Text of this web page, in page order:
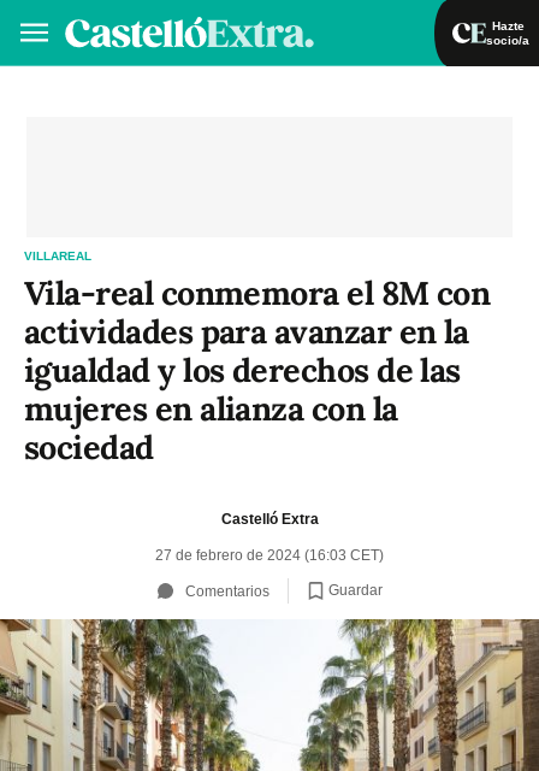
Hazte
socio/a
VILLAREAL
Vila-real conmemora el 8M con
actividades para avanzar en la
igualdad y los derechos de las
mujeres en alianza con la
sociedad
Castelló Extra
27 de febrero de 2024 (16:03 CET)
Comentarios Guardar